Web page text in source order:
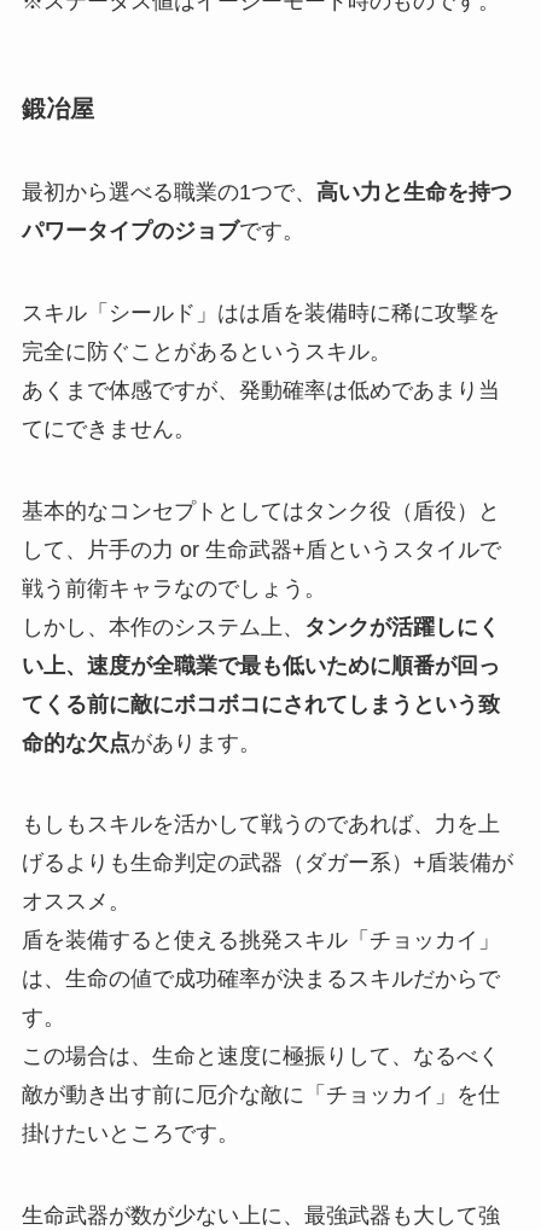
鍛冶屋
最初から選べる職業の1つで、 高い力と生命を持つ
パワータイプのジョブです。
スキル「シールド」はは盾を装備時に稀に攻撃を
完全に防ぐことがある というスキル。
あくまで体感ですが、発動確率は低めであまり当
てにできません。
基本的なコンセプトとしてはタンク役（盾役）と
して、片手の力 or 生命武器+盾というスタイルで
戦う前衛キャラなのでしょう。
しかし、本作のシステム上、
タンクが活躍しにく
い上、速度が全職業で最も低いために順番が回っ
てくる前に敵にボコボコにされてしまうという致
命的な欠点があります。
もしもスキルを活かして戦うのであれば、力を上
げるよりも生命判定の武器（ダガー系）+盾装備が
オススメ。
盾を装備すると使える挑発スキル「チョッカイ」
は、生命の値で成功確率が決まるスキルだからで
す。
この場合は、生命と速度に極振りして、なるべく
敵が動き出す前に厄介な敵に「チョッカイ」を仕
掛けたいところです。
生命武器が数が少ない上に、最強武器も大して強